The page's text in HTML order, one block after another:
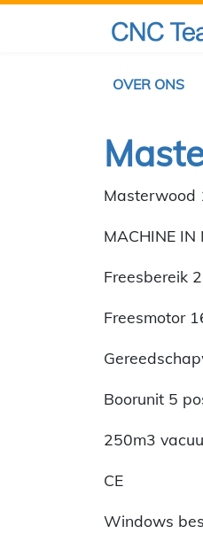
OVER ONS
Masterwood
MACHINE IN
Freesbereik
Freesmotor
Boorunit 5
250m3
CE
Windows